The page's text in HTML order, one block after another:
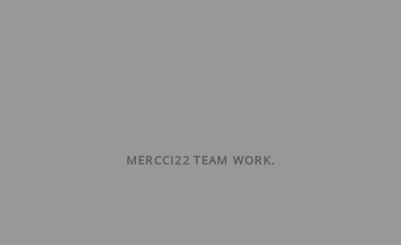
MERCCI22 TEAM WORK.